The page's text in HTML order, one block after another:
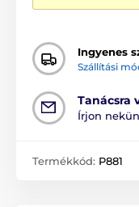
Ingyenes
Szállítási
Tanácsra
Írjon
Termékkód: P881